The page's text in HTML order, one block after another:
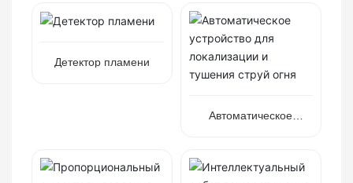
Детектор пламени
Автоматическое